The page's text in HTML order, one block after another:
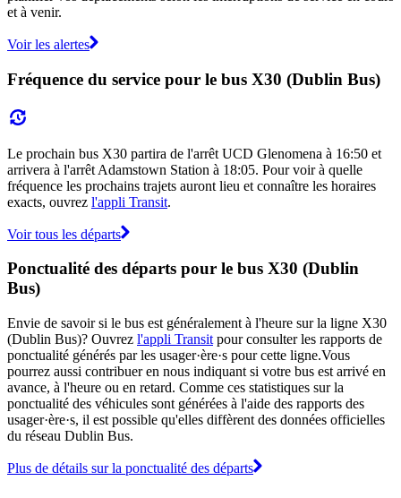
et à venir.
Voir les alertes
Fréquence du service pour le bus X30 (Dublin Bus)
Le prochain bus X30 partira de l'arrêt UCD Glenomena à 16:50 et
arrivera à l'arrêt Adamstown Station à 18:05. Pour voir à quelle
fréquence les prochains trajets auront lieu et connaître les horaires
exacts, ouvrez l'appli Transit.
Voir tous les départs
Ponctualité des départs pour le bus X30 (Dublin
Bus)
Envie de savoir si le bus est généralement à l'heure sur la ligne X30
(Dublin Bus)? Ouvrez l'appli Transit pour consulter les rapports de
ponctualité générés par les usager·ère·s pour cette ligne.Vous
pourrez aussi contribuer en nous indiquant si votre bus est arrivé en
avance, à l'heure ou en retard. Comme ces statistiques sur la
ponctualité des véhicules sont générées à l'aide des rapports des
usager·ère·s, il est possible qu'elles diffèrent des données officielles
du réseau Dublin Bus.
Plus de détails sur la ponctualité des départs